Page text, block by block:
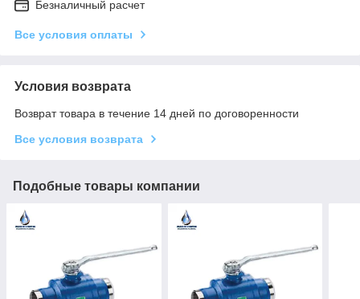
Безналичный расчет
Все условия оплаты
Условия возврата
Возврат товара в течение 14 дней по договоренности
Все условия возврата
Подобные товары компании